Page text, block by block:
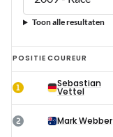
Toon alle resultaten
F1
GP
Groot-
Brittannië
POSITIE COUREUR
1 Sebastian
Vettel
2 Mark Webber